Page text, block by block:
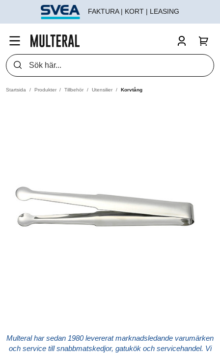
FAKTURA | KORT | LEASING
Startsida Produkter Tillbehör Utensilier Korvtång
Multeral har sedan 1980 levererat marknadsledande varumärken
och service till snabbmatskedjor, gatukök och servicehandel. Vi